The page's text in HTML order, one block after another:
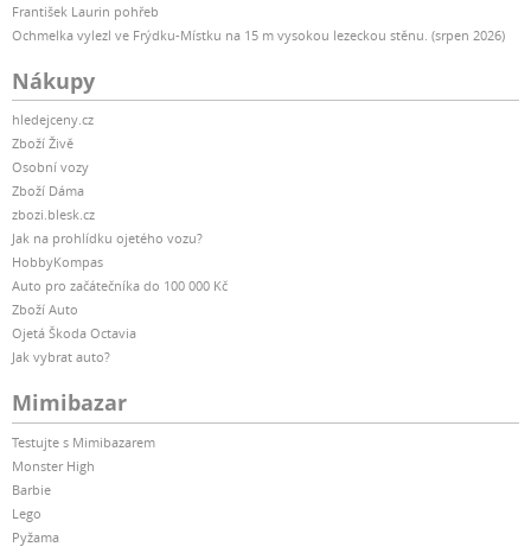
František Laurin pohřeb
Ochmelka vylezl ve Frýdku-Místku na 15 m vysokou lezeckou stěnu. (srpen 2026)
Nákupy
hledejceny.cz
Zboží Živě
Osobní vozy
Zboží Dáma
zbozi.blesk.cz
Jak na prohlídku ojetého vozu?
HobbyKompas
Auto pro začátečníka do 100 000 Kč
Zboží Auto
Ojetá Škoda Octavia
Jak vybrat auto?
Mimibazar
Testujte s Mimibazarem
Monster High
Barbie
Lego
Pyžama